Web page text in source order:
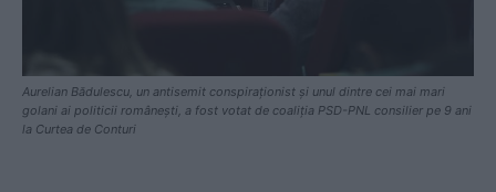
Aurelian Bădulescu, un antisemit conspiraționist și unul dintre cei mai mari
golani ai politicii românești, a fost votat de coaliția PSD-PNL consilier pe 9 ani
la Curtea de Conturi